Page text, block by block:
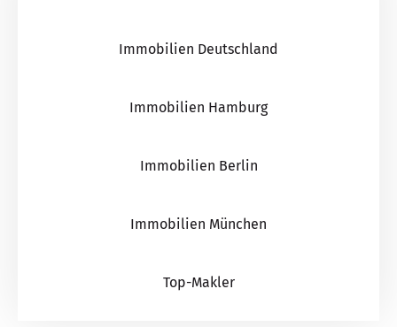
Immobilien Deutschland
Immobilien Hamburg
Immobilien Berlin
Immobilien München
Top-Makler